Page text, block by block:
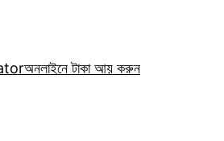
অনলাইনে টাকা আয় করুন